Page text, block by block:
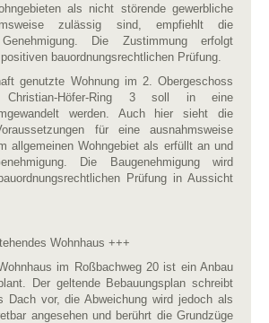
als nicht störende gewerbliche
zulässig sind, empfiehlt die
Die Zustimmung erfolgt
bauordnungsrechtlichen Prüfung.
genutzte Wohnung im 2. Obergeschoss
Christian-Höfer-Ring 3 soll in eine
werden. Auch hier sieht die
für eine ausnahmsweise
allgemeinen Wohngebiet als erfüllt an und
Die Baugenehmigung wird
Prüfung in Aussicht
Wohnhaus +++
im Roßbachweg 20 ist ein Anbau
Der geltende Bebauungsplan schreibt
Dach vor, die Abweichung wird jedoch als
angesehen und berührt die Grundzüge